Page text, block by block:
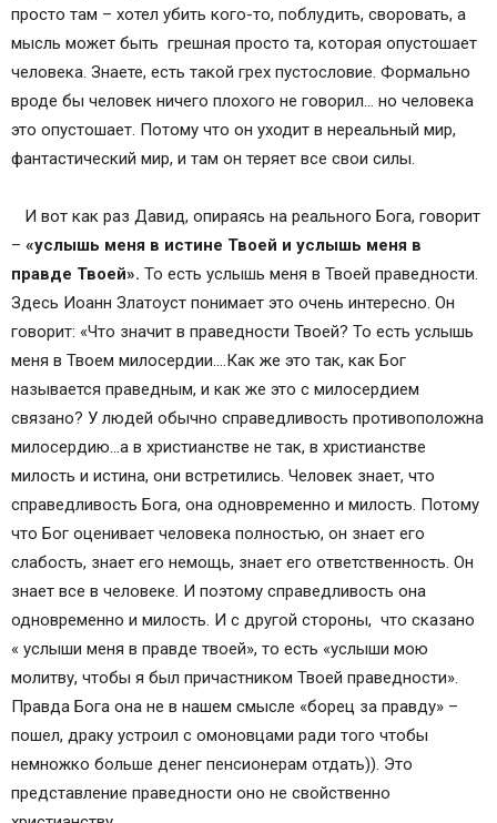
просто там – хотел убить кого-то, поблудить, своровать, а
мысль может быть грешная просто та, которая опустошает
человека. Знаете, есть такой грех пустословие. Формально
вроде бы человек ничего плохого не говорил… но человека
это опустошает. Потому что он уходит в нереальный мир,
фантастический мир, и там он теряет все свои силы.
И вот как раз Давид, опираясь на реального Бога, говорит
– «услышь меня в истине Твоей и услышь меня в
правде Твоей». То есть услышь меня в Твоей праведности.
Здесь Иоанн Златоуст понимает это очень интересно. Он
говорит: «Что значит в праведности Твоей? То есть услышь
меня в Твоем милосердии.…Как же это так, как Бог
называется праведным, и как же это с милосердием
связано? У людей обычно справедливость противоположна
милосердию…а в христианстве не так, в христианстве
милость и истина, они встретились. Человек знает, что
справедливость Бога, она одновременно и милость. Потому
что Бог оценивает человека полностью, он знает его
слабость, знает его немощь, знает его ответственность. Он
знает все в человеке. И поэтому справедливость она
одновременно и милость. И с другой стороны, что сказано
« услыши меня в правде твоей», то есть «услыши мою
молитву, чтобы я был причастником Твоей праведности».
Правда Бога она не в нашем смысле «борец за правду» –
пошел, драку устроил с омоновцами ради того чтобы
немножко больше денег пенсионерам отдать)). Это
представление праведности оно не свойственно